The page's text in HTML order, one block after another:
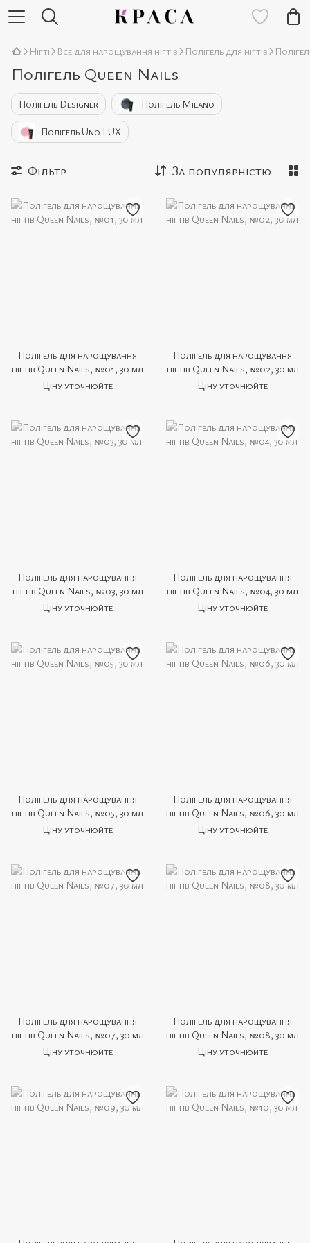
Нігті Все для нарощування нігтів Полігель для нігтів
Полігель Queen Nails
Полігель Designer Полігель Milano
Полігель Uno LUX
Фільтр За популярністю
Полігель для нарощування
нігтів Queen Nails, №01, 30 мл
Ціну уточнюйте
Полігель для нарощування
нігтів Queen Nails, №02, 30 мл
Ціну уточнюйте
Полігель для нарощування
нігтів Queen Nails, №03, 30 мл
Ціну уточнюйте
Полігель для нарощування
нігтів Queen Nails, №04, 30 мл
Ціну уточнюйте
Полігель для нарощування
нігтів Queen Nails, №05, 30 мл
Ціну уточнюйте
Полігель для нарощування
нігтів Queen Nails, №06, 30 мл
Ціну уточнюйте
Полігель для нарощування
нігтів Queen Nails, №07, 30 мл
Ціну уточнюйте
Полігель для нарощування
нігтів Queen Nails, №08, 30 мл
Ціну уточнюйте